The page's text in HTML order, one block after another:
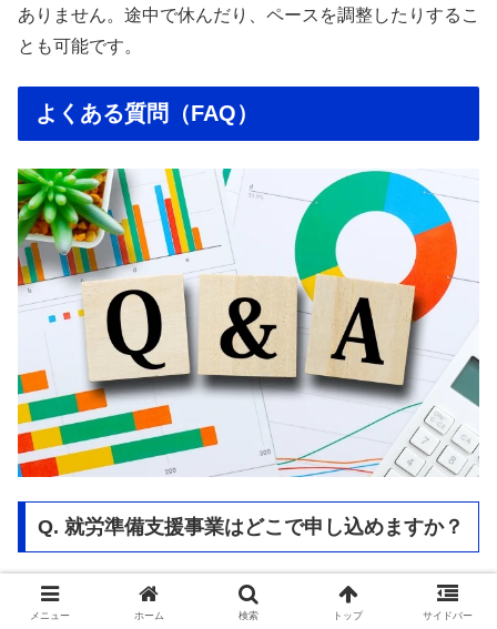
ありません。途中で休んだり、ペースを調整したりするこ
とも可能です。
よくある質問（FAQ）
Q. 就労準備支援事業はどこで申し込めますか？
A. お住まいの市区町村の「自立相談支援機関（福祉課・
くらしのサポートセンター等）」が窓口です。まずは電話
メニュー ホーム 検索 トップ サイドバー